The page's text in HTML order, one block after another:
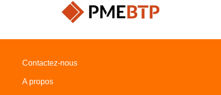
Contactez-nous
A propos